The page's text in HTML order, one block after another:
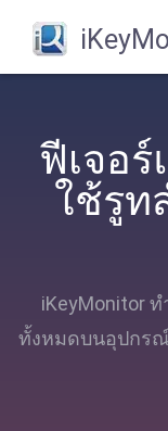
ฟีเจอ
ใช้รูท
iKeyMonitor
ทั้งหมดบนอุปกรณ์